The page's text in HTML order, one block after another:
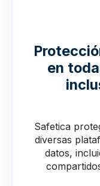
en
Safetica
diversas
datos,